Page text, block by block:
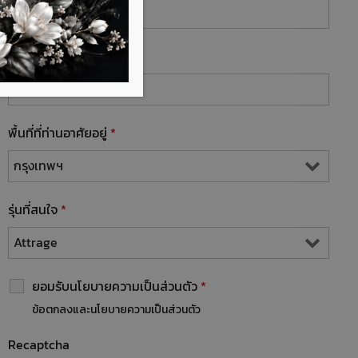
เบอร์โทร / Line ID
พื้นที่ที่ท่านอาศัยอยู่ *
รุ่นที่สนใจ *
ยอมรับนโยบายความเป็นส่วนตัว *
ข้อตกลงและนโยบายความเป็นส่วนตัว
Recaptcha